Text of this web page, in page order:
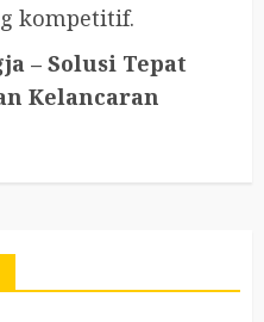
kompetitif.
– Solusi Tepat
Kelancaran